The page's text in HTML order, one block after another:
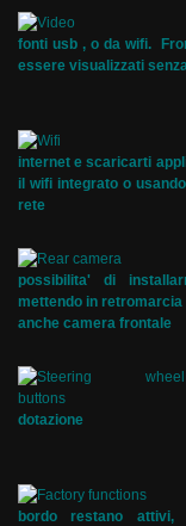
fonti usb , o da wifi.
essere visualizzati
internet e scaricarti
il wifi integrato o
rete
possibilita' di
mettendo in
anche camera frontale
dotazione
bordo restano attivi,